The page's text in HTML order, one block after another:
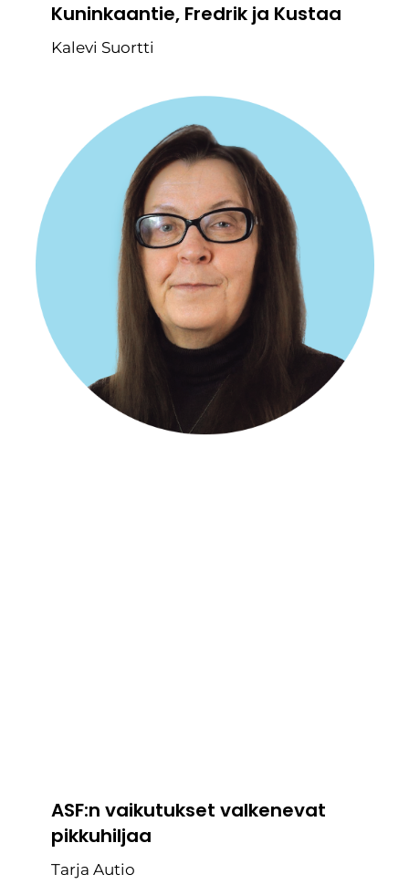
Kuninkaantie, Fredrik ja Kustaa
Kalevi Suortti
ASF:n vaikutukset valkenevat
pikkuhiljaa
Tarja Autio